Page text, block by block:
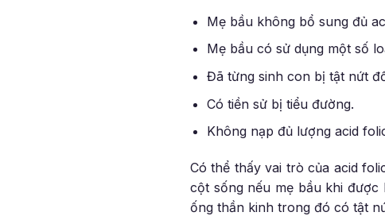
Mẹ bầu không bổ sung đủ
Mẹ bầu có sử dụng một số
Đã từng sinh con bị tật nứt
Có tiền sử bị tiểu đường.
Không nạp đủ lượng acid
Có thể thấy vai trò của acid
cột sống nếu mẹ bầu khi
ống thần kinh trong đó có tật